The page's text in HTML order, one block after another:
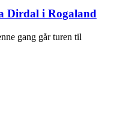
Dirdal i Rogaland
gang går turen til